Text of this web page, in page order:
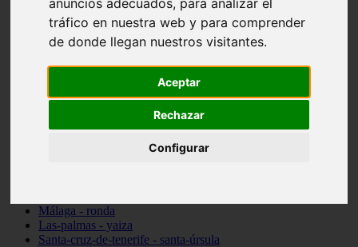
anuncios adecuados, para analizar el
tráfico en nuestra web y para comprender
de donde llegan nuestros visitantes.
Aceptar
Rechazar
Configurar
álava - vitoria-gasteiz
Málaga - marbella
Zaragoza - zaragoza
Barcelona - barcelona
Valencia - valencia
Toledo - seseña
Cantabria - val-de-san-vicente
Málaga - ronda
Las-palmas - yaiza
Santa-cruz-de-tenerife - santa-úrsula